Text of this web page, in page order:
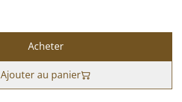
Acheter
Ajouter au panier